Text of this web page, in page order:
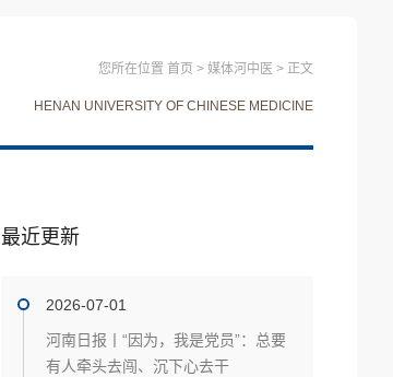
您所在位置 首页 > 媒体河中医 > 正文
HENAN UNIVERSITY OF CHINESE MEDICINE
最近更新
2026-07-01
河南日报丨“因为，我是党员”：总要
有人牵头去闯、沉下心去干